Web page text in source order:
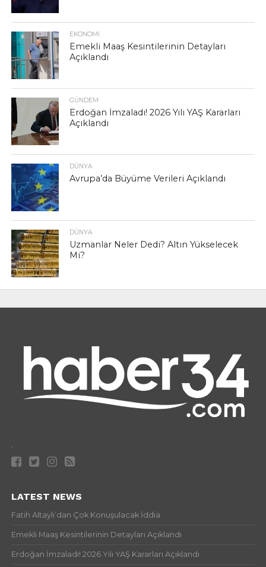
EKONOMI
Emekli Maaş Kesintilerinin Detayları
Açıklandı
GÜNDEM
Erdoğan İmzaladı! 2026 Yılı YAŞ Kararları
Açıklandı
DÜNYA
Avrupa’da Büyüme Verileri Açıklandı
DÜNYA
Uzmanlar Neler Dedi? Altın Yükselecek
Mi?
.
LATEST NEWS
Fatih Altaylı’dan Çok Konuşulacak İddia
Emekli Maaş Kesintilerinin Detayları Açıklandı
Erdoğan İmzaladı! 2026 Yılı YAŞ Kararları Açıklandı